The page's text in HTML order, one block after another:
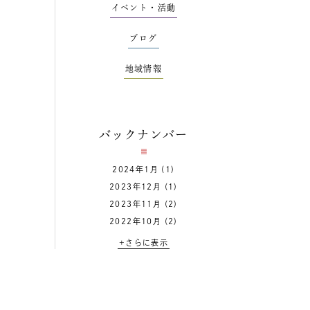
イベント・活動
ブログ
地域情報
バックナンバー
2024年1月 (1)
2023年12月 (1)
2023年11月 (2)
2022年10月 (2)
+さらに表示